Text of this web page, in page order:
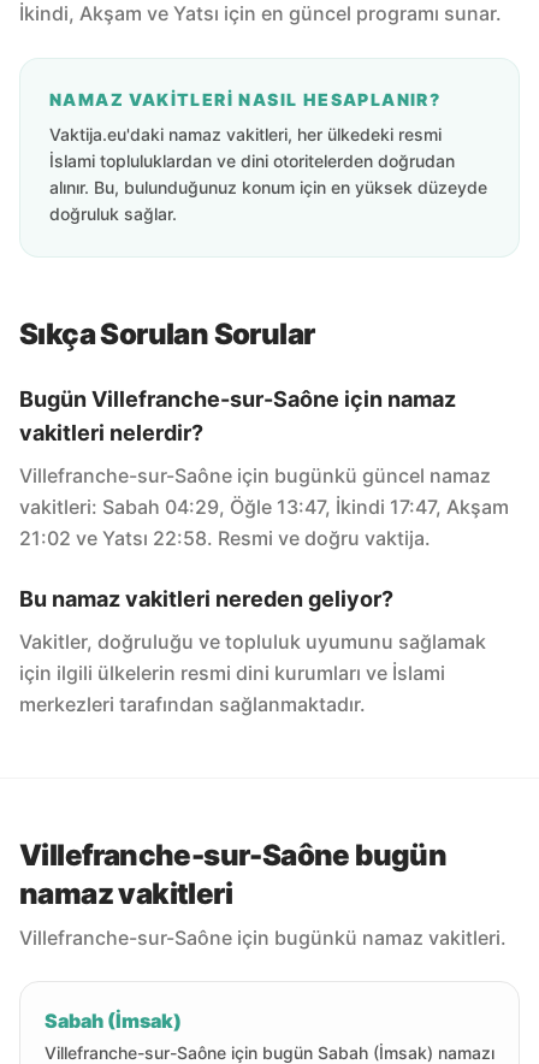
İkindi, Akşam ve Yatsı için en güncel programı sunar.
NAMAZ VAKITLERI NASIL HESAPLANIR?
Vaktija.eu'daki namaz vakitleri, her ülkedeki resmi
İslami topluluklardan ve dini otoritelerden doğrudan
alınır. Bu, bulunduğunuz konum için en yüksek düzeyde
doğruluk sağlar.
Sıkça Sorulan Sorular
Bugün Villefranche-sur-Saône için namaz
vakitleri nelerdir?
Villefranche-sur-Saône için bugünkü güncel namaz
vakitleri: Sabah 04:29, Öğle 13:47, İkindi 17:47, Akşam
21:02 ve Yatsı 22:58. Resmi ve doğru vaktija.
Bu namaz vakitleri nereden geliyor?
Vakitler, doğruluğu ve topluluk uyumunu sağlamak
için ilgili ülkelerin resmi dini kurumları ve İslami
merkezleri tarafından sağlanmaktadır.
Villefranche-sur-Saône bugün
namaz vakitleri
Villefranche-sur-Saône için bugünkü namaz vakitleri.
Sabah (İmsak)
Villefranche-sur-Saône için bugün Sabah (İmsak) namazı